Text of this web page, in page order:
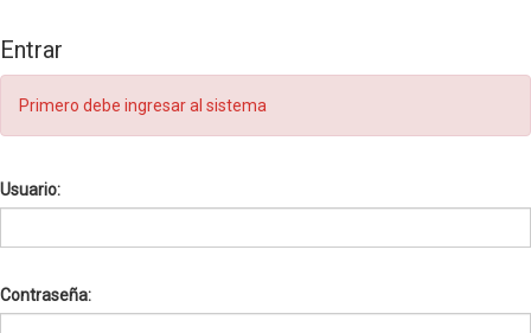
Entrar
Primero debe ingresar al sistema
Usuario:
Contraseña: